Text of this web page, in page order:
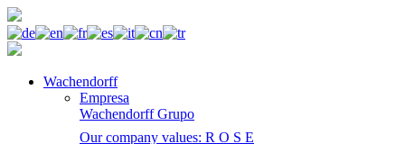
Wachendorff
Empresa
Wachendorff Grupo
Our company values: R O S E